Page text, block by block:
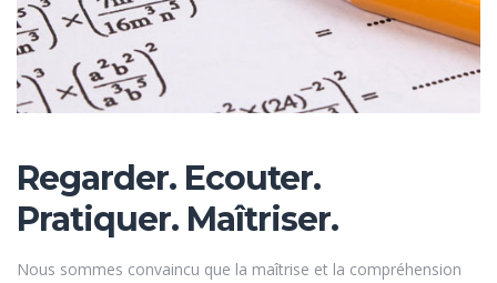
Regarder. Ecouter.
Pratiquer. Maîtriser.
Nous sommes convaincu que la maîtrise et la compréhension